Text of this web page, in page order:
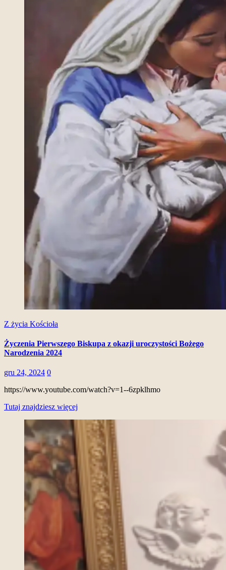
Z życia Kościoła
Życzenia Pierwszego Biskupa z okazji uroczystości Bożego
Narodzenia 2024
gru 24, 2024 0
https://www.youtube.com/watch?v=1--6zpklhmo
Tutaj znajdziesz więcej